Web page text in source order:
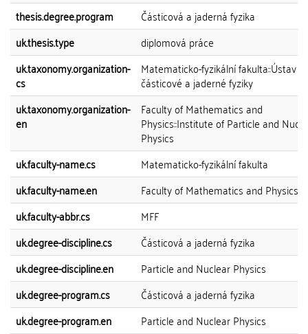
thesis.degree.program
Částicová a jaderná fyzika
uk.thesis.type
diplomová práce
uk.taxonomy.organization-
cs
Matematicko-fyzikální fakulta::Ústav
částicové a jaderné fyziky
uk.taxonomy.organization-
en
Faculty of Mathematics and
Physics::Institute of Particle and
Physics
uk.faculty-name.cs
Matematicko-fyzikální fakulta
uk.faculty-name.en
Faculty of Mathematics and Physics
uk.faculty-abbr.cs
MFF
uk.degree-discipline.cs
Částicová a jaderná fyzika
uk.degree-discipline.en
Particle and Nuclear Physics
uk.degree-program.cs
Částicová a jaderná fyzika
uk.degree-program.en
Particle and Nuclear Physics